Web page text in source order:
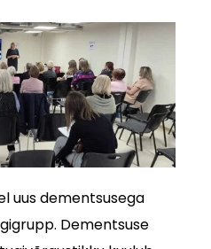
uus dementsusega
Dementsuse